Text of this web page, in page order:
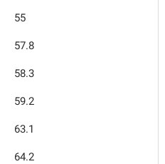
55
57.8
58.3
59.2
63.1
64.2